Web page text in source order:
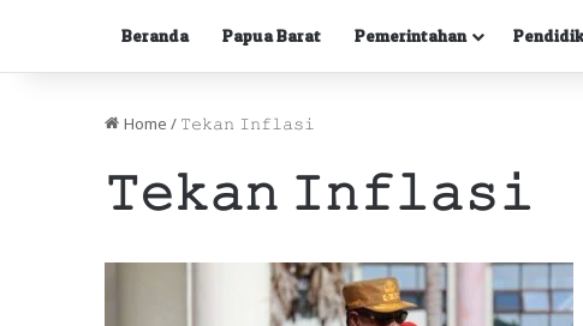
Beranda Papua Barat Pemerintahan
Home / 𝚃𝚎𝚔𝚊𝚗 𝙸𝚗𝚏𝚕𝚊𝚜𝚒
𝚃𝚎𝚔𝚊𝚗 𝙸𝚗𝚏𝚕𝚊𝚜𝚒